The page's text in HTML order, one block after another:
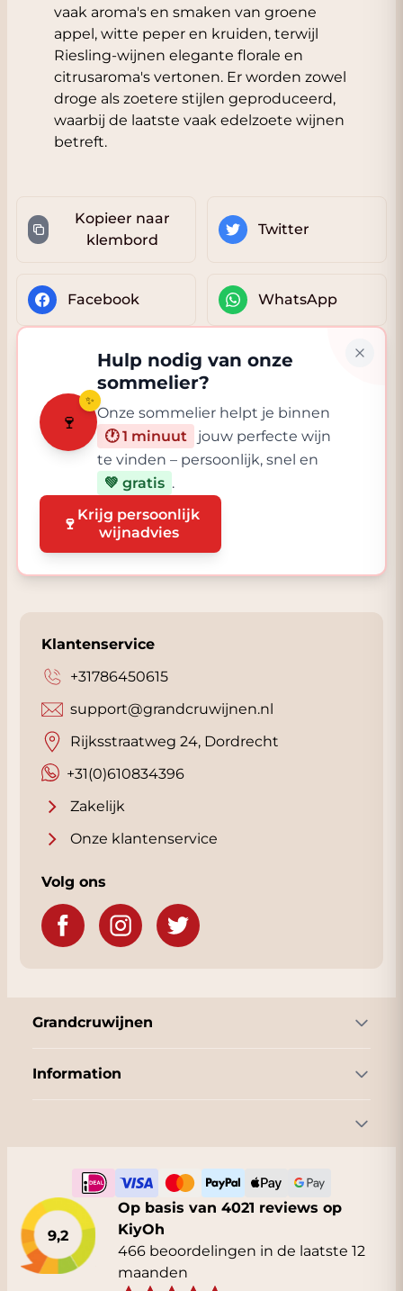
vaak aroma's en smaken van groene
appel, witte peper en kruiden, terwijl
Riesling-wijnen elegante florale en
citrusaroma's vertonen. Er worden zowel
droge als zoetere stijlen geproduceerd,
waarbij de laatste vaak edelzoete wijnen
betreft.
Kopieer naar
klembord
Twitter
Facebook WhatsApp
🍷
✨
Hulp nodig van onze
sommelier?
Onze sommelier helpt je binnen
🕐 1 minuut
jouw perfecte wijn
te vinden – persoonlijk, snel en
💚 gratis .
🍷 Krijg persoonlijk
wijnadvies
Klantenservice
+31786450615
+31(0)610834396
support@grandcruwijnen.nl
Rijksstraatweg 24, Dordrecht
Zakelijk
Onze klantenservice
Volg ons
Grandcruwijnen
Information
9,2
Op basis van 4021 reviews op
KiyOh
466 beoordelingen in de laatste 12
maanden